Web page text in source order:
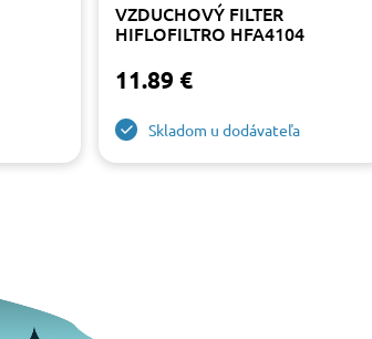
VZDUCHOVÝ FILTER
HIFLOFILTRO HFA4104
11.89 €
Skladom u dodávateľa